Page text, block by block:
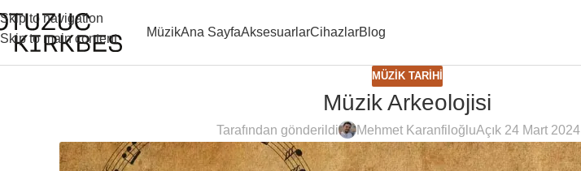
Skip to navigation
Skip to main content
MüzikAna SayfaAksesuarlarCihazlarBlog
MÜZIK TARIHI
Müzik Arkeolojisi
Tarafından gönderildi Mehmet KaranfiloğluAçık 24 Mart 2024